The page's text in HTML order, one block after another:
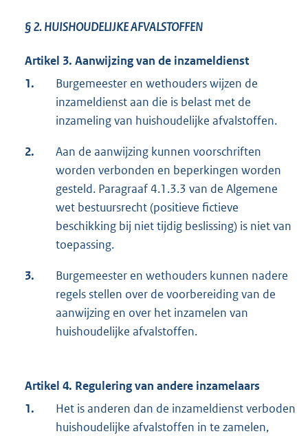
§ 2.HUISHOUDELIJKE AFVALSTOFFEN
Artikel 3. Aanwijzing van de inzameldienst
1.
Burgemeester en wethouders wijzen de
inzameldienst aan die is belast met de
inzameling van huishoudelijke afvalstoffen.
2.
Aan de aanwijzing kunnen voorschriften
worden verbonden en beperkingen worden
gesteld. Paragraaf 4.1.3.3 van de Algemene
wet bestuursrecht (positieve fictieve
beschikking bij niet tijdig beslissing) is niet van
toepassing.
3.
Burgemeester en wethouders kunnen nadere
regels stellen over de voorbereiding van de
aanwijzing en over het inzamelen van
huishoudelijke afvalstoffen.
Artikel 4. Regulering van andere inzamelaars
1.
Het is anderen dan de inzameldienst verboden
huishoudelijke afvalstoffen in te zamelen,